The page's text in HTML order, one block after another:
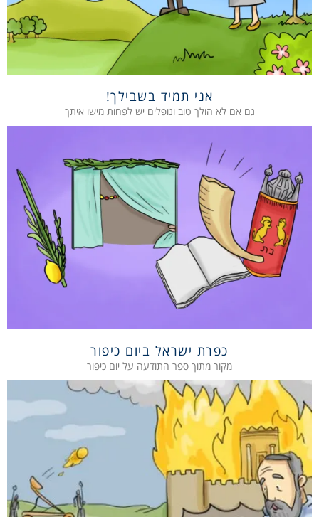
אני תמיד בשבילך!
גם אם לא הולך טוב ונופלים יש לפחות מישו איתך
כפרת ישראל ביום כיפור
מקור מתוך ספר התודעה על יום כיפור